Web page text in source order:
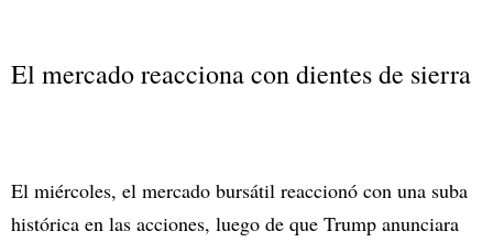
El mercado reacciona con dientes de sierra
El miércoles, el mercado bursátil reaccionó con una suba
histórica en las acciones, luego de que Trump anunciara